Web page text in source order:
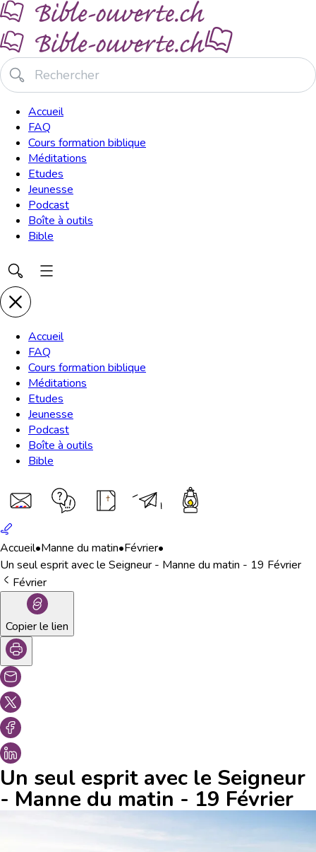
Accueil
FAQ
Cours formation biblique
Méditations
Etudes
Jeunesse
Podcast
Boîte à outils
Bible
Accueil
FAQ
Cours formation biblique
Méditations
Etudes
Jeunesse
Podcast
Boîte à outils
Bible
Accueil•Manne du matin•Février•
Un seul esprit avec le Seigneur - Manne du matin - 19 Février
Février
Copier le lien
Un seul esprit avec le Seigneur
- Manne du matin - 19 Février